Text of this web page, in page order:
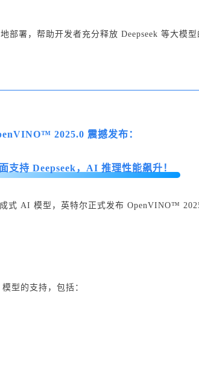
部署，帮助开发者充分释放 Deepseek 等大模型
2025.0 震撼发布：
支持 Deepseek，AI 推理性能飙升！
式 AI 模型，英特尔正式发布 OpenVINO™
型的支持，包括：